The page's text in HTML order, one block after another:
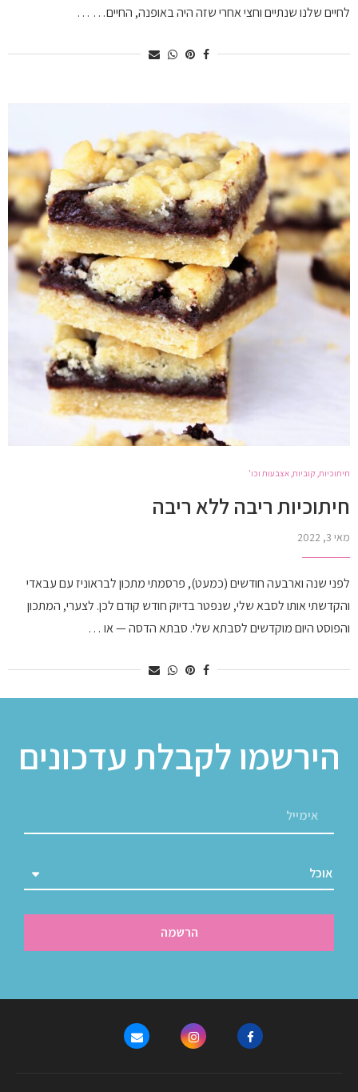
לחיים שלנו שנתיים וחצי אחרי שזה היה באופנה, החיים… …
חיתוכיות, קוביות, אצבעות וכו'
חיתוכיות ריבה ללא ריבה
מאי 3, 2022
לפני שנה וארבעה חודשים (כמעט), פרסמתי מתכון לבראוניז עם עבאדי
והקדשתי אותו לסבא שלי, שנפטר בדיוק חודש קודם לכן. לצערי, המתכון
והפוסט היום מוקדשים לסבתא שלי. סבתא הדסה — או …
הירשמו לקבלת עדכונים
הרשמה